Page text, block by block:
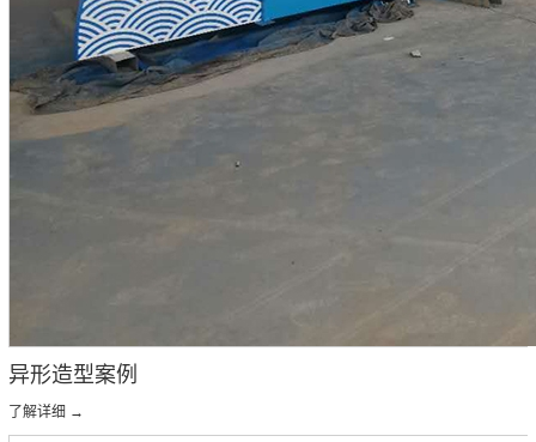
异形造型案例
了解详细